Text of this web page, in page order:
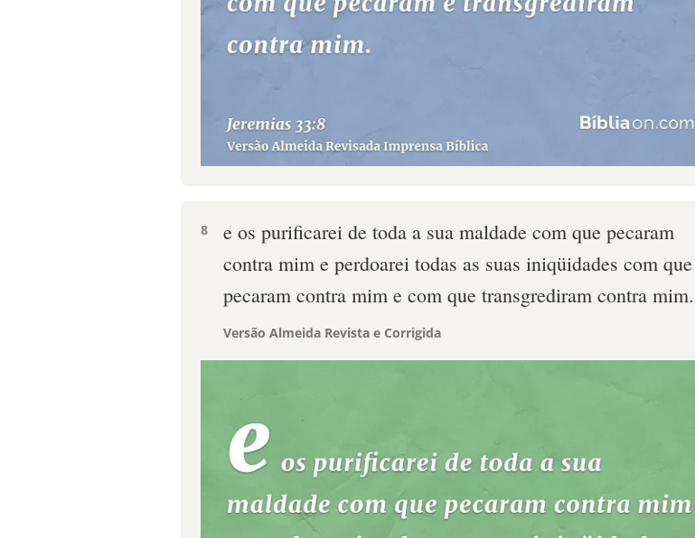
8
e os purificarei de toda a sua maldade com que pecaram
contra mim e perdoarei todas as suas iniqüidades com que
pecaram contra mim e com que transgrediram contra mim.
Versão Almeida Revista e Corrigida